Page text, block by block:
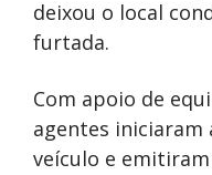
deixou o local
furtada.
Com apoio de
agentes iniciaram
veículo e